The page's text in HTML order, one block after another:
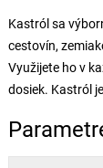
Kastról sa
cestovín,
Využijete ho v
dosiek. Kastról